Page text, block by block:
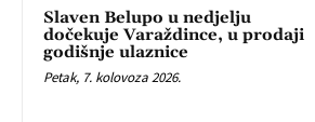
Slaven Belupo u nedjelju
dočekuje Varaždince, u prodaji
godišnje ulaznice
Petak, 7. kolovoza 2026.